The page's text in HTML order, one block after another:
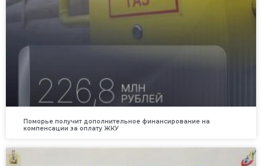
Поморье получит дополнительное финансирование на
компенсации за оплату ЖКУ